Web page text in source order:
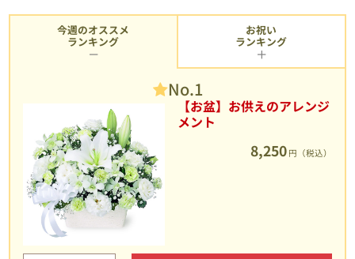
今週のオススメ
ランキング
No.1
【お盆】お供えのアレンジ
メント
8,250 円（税込）
お祝い
ランキング